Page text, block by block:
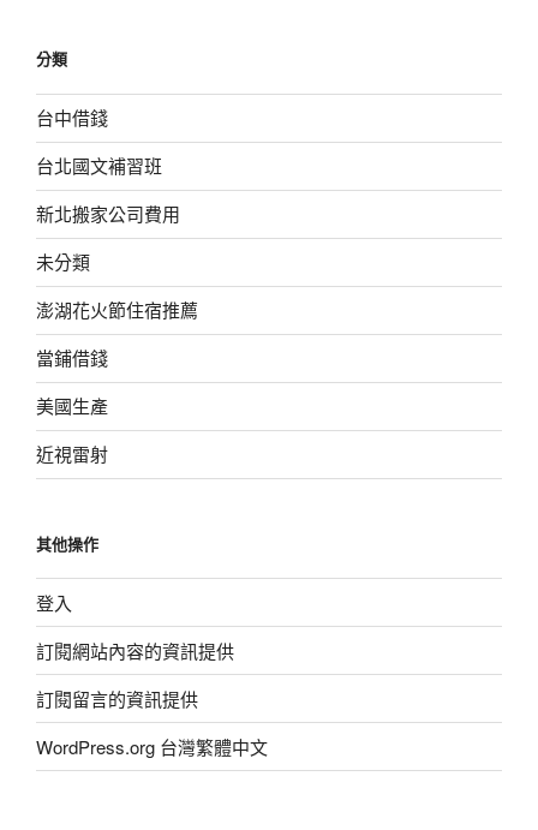
分類
台中借錢
台北國文補習班
新北搬家公司費用
未分類
澎湖花火節住宿推薦
當鋪借錢
美國生產
近視雷射
其他操作
登入
訂閱網站內容的資訊提供
訂閱留言的資訊提供
WordPress.org 台灣繁體中文